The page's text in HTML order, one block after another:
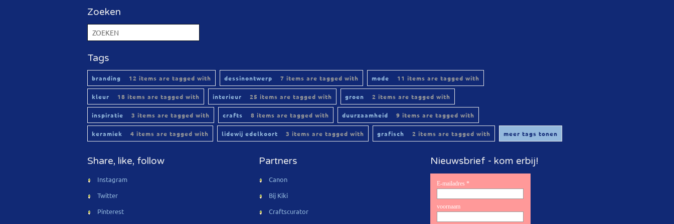
Zoeken
Tags
branding 12 items are tagged with dessinontwerp 7 items are tagged with mode 11 items are tagged with
kleur 18 items are tagged with interieur 25 items are tagged with groen 2 items are tagged with
inspiratie 3 items are tagged with crafts 8 items are tagged with duurzaamheid 9 items are tagged with
keramiek 4 items are tagged with lidewij edelkoort 3 items are tagged with grafisch 2 items are tagged with meer tags tonen
Share, like, follow
Instagram
Twitter
Pinterest
Partners
Canon
Bij Kiki
Craftscurator
Nieuwsbrief - kom erbij!